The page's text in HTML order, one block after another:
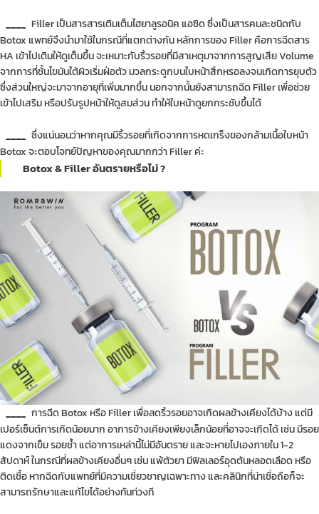
____ Filler เป็นสารสารเติมเต็มไฮยาลูรอนิค แอซิด ซึ่งเป็นสารคนละชนิดกับ
Botox แพทย์จึงนำมาใช้ในกรณีที่แตกต่างกัน หลักการของ Filler คือการฉีดสาร
HA เข้าไปเติมให้ดูเต็มขึ้น จะเหมาะกับริ้วรอยที่มีสาเหตุมาจากการสูญเสีย Volume
จากการที่ชั้นไขมันใต้ผิวเริ่มฝ่อตัว มวลกระดูกบนใบหน้าสึกหรอลงจนเกิดการยุบตัว
ซึ่งส่วนใหญ่จะมาจากอายุที่เพิ่มมากขึ้น นอกจากนั้นยังสามารถฉีด Filler เพื่อช่วย
เข้าไปเสริม หรือปรับรูปหน้าให้ดูสมส่วน ทำให้ใบหน้าดูยกกระชับขึ้นได้
____ ซึ่งแน่นอนว่าหากคุณมีริ้วรอยที่เกิดจากการหดเกร็งของกล้ามเนื้อใบหน้า
Botox จะตอบโจทย์ปัญหาของคุณมากกว่า Filler ค่ะ
Botox & Filler อันตรายหรือไม่ ?
____ การฉีด Botox หรือ Filler เพื่อลดริ้วรอยอาจเกิดผลข้างเคียงได้บ้าง แต่มี
เปอร์เซ็นต์การเกิดน้อยมาก อาการข้างเคียงเพียงเล็กน้อยที่อาจจะเกิดได้ เช่น มีรอย
แดงจากเข็ม รอยช้ำ แต่อาการเหล่านี้ไม่มีอันตราย และจะหายไปเองภายใน 1-2
สัปดาห์ ในกรณีที่ผลข้างเคียงอื่นๆ เช่น แพ้ตัวยา มีฟิลเลอร์อุดตันหลอดเลือด หรือ
ติดเชื้อ หากฉีดกับแพทย์ที่มีความเชี่ยวชาญเฉพาะทาง และคลินิกที่น่าเชื่อถือก็จะ
สามารถรักษาและแก้ไขได้อย่างทันท่วงที